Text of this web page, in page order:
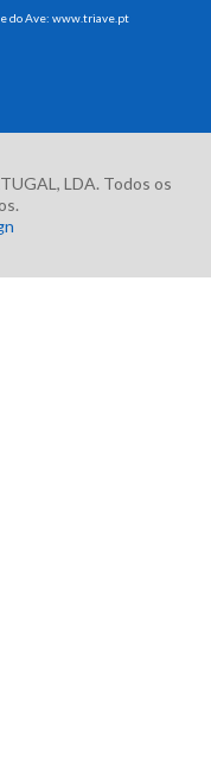
do Ave:www.triave.pt
LDA. Todos os